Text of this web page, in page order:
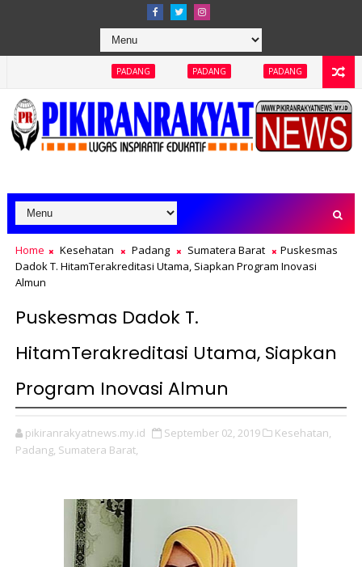
PADANG PADANG PADANG
Home Kesehatan Padang Sumatera Barat
Puskesmas
Dadok T. HitamTerakreditasi Utama, Siapkan Program Inovasi
Almun
Puskesmas Dadok T.
HitamTerakreditasi Utama, Siapkan
Program Inovasi Almun
pikiranrakyatnews.my.id September 02, 2019
Kesehatan,
Padang, Sumatera Barat,